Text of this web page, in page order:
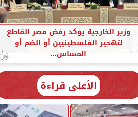
وزير الخارجية يؤكد رفض مصر القاطع
لتهجير الفلسطينيين أو الضم أو
المساس...
الأعلى قراءة